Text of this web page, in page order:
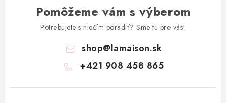
Pomôžeme vám s výberom
Potrebujete s niečím poradiť? Sme tu pre vás!
shop@lamaison.sk
+421 908 458 865